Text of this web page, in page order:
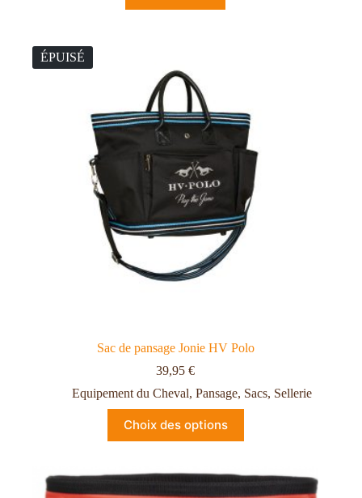
ÉPUISÉ
Sac de pansage Jonie HV Polo
39,95€
Equipement du Cheval, Pansage, Sacs, Sellerie
Choix des options